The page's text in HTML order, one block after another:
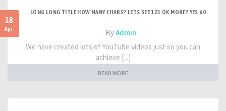
18
Apr
LONG LONG TITLE HOW MANY CHARS? LETS SEE 123 OK MORE? YES 60
- ByAdmin
We have created lots of YouTube videos just so you can
achieve [...]
READ MORE